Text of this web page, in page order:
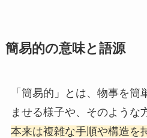
簡易的の意味と語源
「簡易的」とは、物事を
ませる様子や、そのような
本来は複雑な手順や構造を